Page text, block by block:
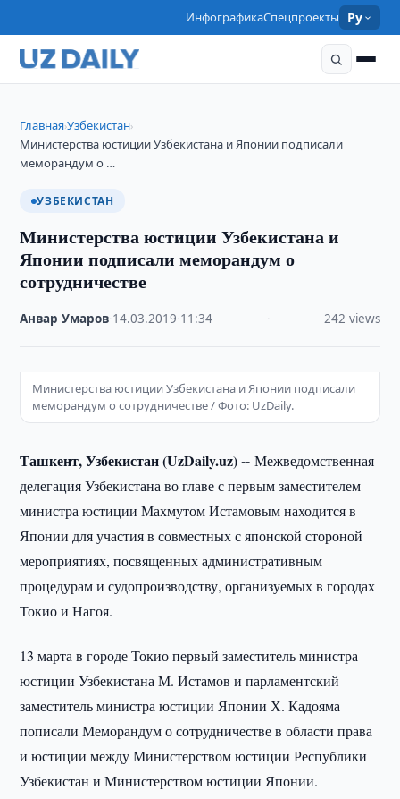
ИнфографикаСпецпроекты Ру
Главная›Узбекистан›
Министерства юстиции Узбекистана и Японии подписали
меморандум о …
УЗБЕКИСТАН
Министерства юстиции Узбекистана и
Японии подписали меморандум о
сотрудничестве
Анвар Умаров 14.03.2019 11:34 242 views
Министерства юстиции Узбекистана и Японии подписали
меморандум о сотрудничестве / Фото: UzDaily.
Ташкент, Узбекистан (UzDaily.uz) --Межведомственная
делегация Узбекистана во главе с первым заместителем
министра юстиции Махмутом Истамовым находится в
Японии для участия в совместных с японской стороной
мероприятиях, посвященных административным
процедурам и судопроизводству, организуемых в городах
Токио и Нагоя.
13 марта в городе Токио первый заместитель министра
юстиции Узбекистана М. Истамов и парламентский
заместитель министра юстиции Японии Х. Кадояма
пописали Меморандум о сотрудничестве в области права
и юстиции между Министерством юстиции Республики
Узбекистан и Министерством юстиции Японии.